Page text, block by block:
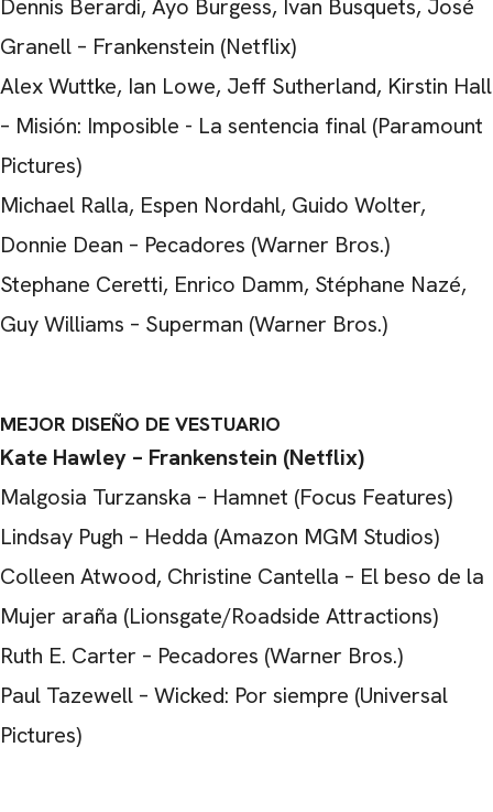
Dennis Berardi, Ayo Burgess, Ivan Busquets, José
Granell – Frankenstein (Netflix)
Alex Wuttke, Ian Lowe, Jeff Sutherland, Kirstin Hall
– Misión: Imposible - La sentencia final (Paramount
Pictures)
Michael Ralla, Espen Nordahl, Guido Wolter,
Donnie Dean – Pecadores (Warner Bros.)
Stephane Ceretti, Enrico Damm, Stéphane Nazé,
Guy Williams – Superman (Warner Bros.)
MEJOR DISEÑO DE VESTUARIO
Kate Hawley – Frankenstein (Netflix)
Malgosia Turzanska – Hamnet (Focus Features)
Lindsay Pugh – Hedda (Amazon MGM Studios)
Colleen Atwood, Christine Cantella – El beso de la
Mujer araña (Lionsgate/Roadside Attractions)
Ruth E. Carter – Pecadores (Warner Bros.)
Paul Tazewell – Wicked: Por siempre (Universal
Pictures)